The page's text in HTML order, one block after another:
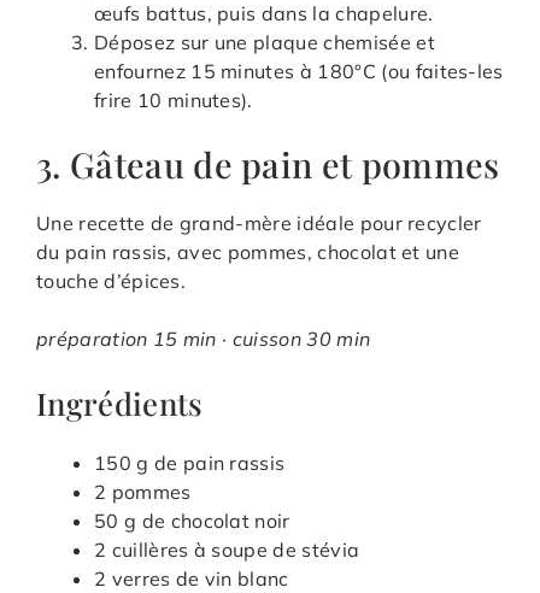
œufs battus, puis dans la chapelure.
Déposez sur une plaque chemisée et
enfournez 15 minutes à 180°C (ou faites-les
frire 10 minutes).
3. Gâteau de pain et pommes
Une recette de grand-mère idéale pour recycler
du pain rassis, avec pommes, chocolat et une
touche d’épices.
préparation 15 min · cuisson 30 min
Ingrédients
150 g de pain rassis
2 pommes
50 g de chocolat noir
2 cuillères à soupe de stévia
2 verres de vin blanc